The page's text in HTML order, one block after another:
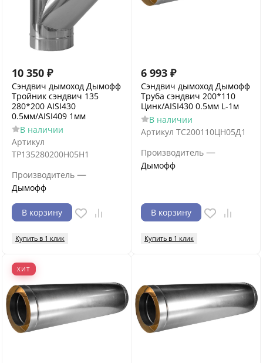
10 350 ₽
Сэндвич дымоход Дымофф
Тройник сэндвич 135
280*200 AISI430
0.5мм/AISI409 1мм
В наличии
Артикул
ТР135280200Н05Н1
Производитель —
Дымофф
В корзину
Купить в 1 клик
6 993 ₽
Сэндвич дымоход Дымофф
Труба сэндвич 200*110
Цинк/AISI430 0.5мм L-1м
В наличии
Артикул ТС200110ЦН05Д1
Производитель —
Дымофф
В корзину
Купить в 1 клик
ХИТ